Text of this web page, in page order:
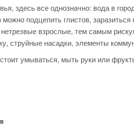
здесь все однозначно: вода в
можно подцепить глистов,
взрослые, тем самым
струйные насадки, элементы
умываться, мыть руки или